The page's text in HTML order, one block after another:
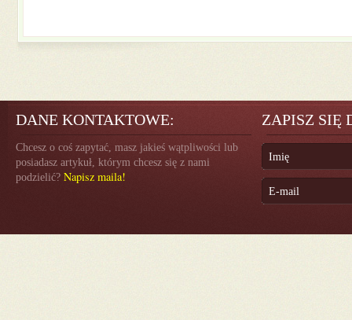
DANE KONTAKTOWE:
Chcesz o coś zapytać, masz jakieś wątpliwości lub
posiadasz artykuł, którym chcesz się z nami
podzielić? Napisz maila!
ZAPISZ SIĘ